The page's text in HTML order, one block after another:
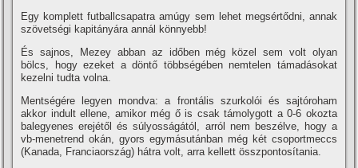
Egy komplett futballcsapatra amúgy sem lehet megsértődni, annak
szövetségi kapitányára annál könnyebb!
És sajnos, Mezey abban az időben még közel sem volt olyan
bölcs, hogy ezeket a döntő többségében nemtelen támadásokat
kezelni tudta volna.
Mentségére legyen mondva: a frontális szurkolói és sajtóroham
akkor indult ellene, amikor még ő is csak támolygott a 0-6 okozta
balegyenes erejétől és súlyosságától, arról nem beszélve, hogy a
vb-menetrend okán, gyors egymásutánban még két csoportmeccs
(Kanada, Franciaország) hátra volt, arra kellett összpontosí­tania.